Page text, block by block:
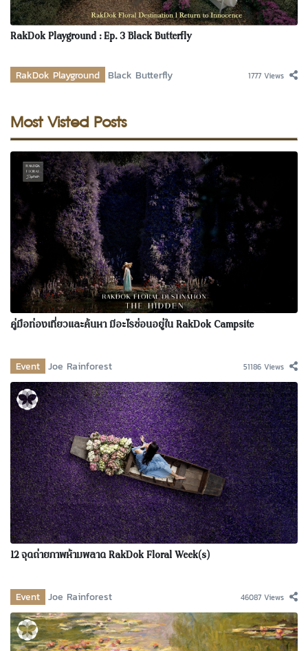
RakDok Playground : Ep. 3 Black Butterfly
RakDok Playground Black Butterfly 1777 Views
Most Visted Posts
คู่มือท่องเที่ยวและค้นหา มีอะไรซ่อนอยู่ใน RakDok Campsite
Event Joe Rainforest 51186 Views
12 จุดถ่ายภาพห้ามพลาด RakDok Floral Week(s)
Event Joe Rainforest 46087 Views